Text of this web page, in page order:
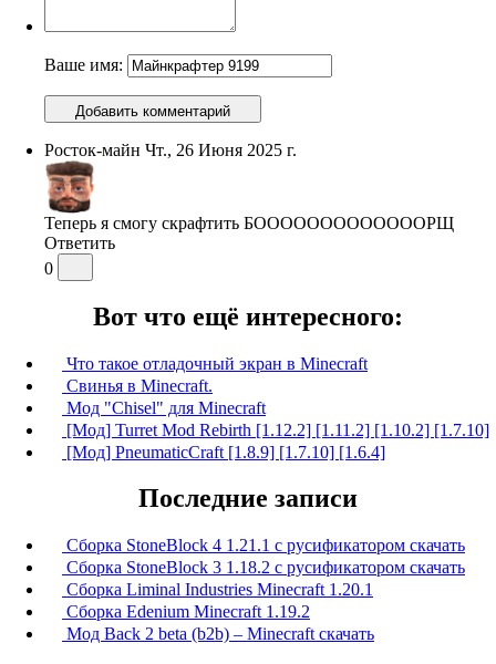
Ваше имя:
Добавить комментарий
Росток-майн Чт., 26 Июня 2025 г.
Теперь я смогу скрафтить БОООООООООООООРЩ
Ответить
0
Вот что ещё интересного:
Что такое отладочный экран в Minecraft
Свинья в Minecraft.
Мод "Chisel" для Minecraft
[Мод] Turret Mod Rebirth [1.12.2] [1.11.2] [1.10.2] [1.7.10]
[Мод] PneumaticCraft [1.8.9] [1.7.10] [1.6.4]
Последние записи
Сборка StoneBlock 4 1.21.1 с русификатором скачать
Сборка StoneBlock 3 1.18.2 с русификатором скачать
Сборка Liminal Industries Minecraft 1.20.1
Сборка Edenium Minecraft 1.19.2
Мод Back 2 beta (b2b) – Minecraft скачать